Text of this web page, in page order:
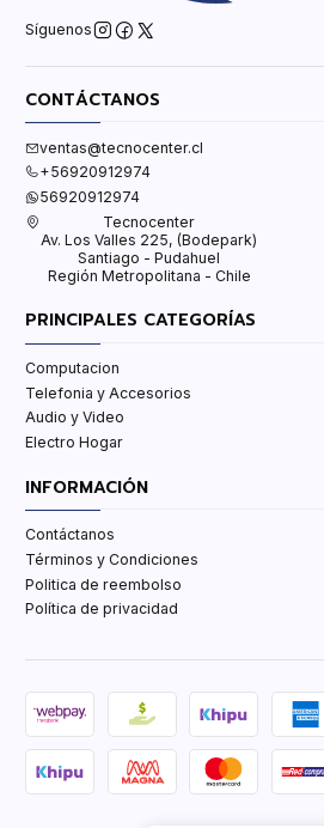
Síguenos
CONTÁCTANOS
ventas@tecnocenter.cl
+56920912974
56920912974
Tecnocenter
Av. Los Valles 225, (Bodepark)
Santiago - Pudahuel
Región Metropolitana - Chile
PRINCIPALES CATEGORÍAS
Computacion
Telefonia y Accesorios
Audio y Video
Electro Hogar
INFORMACIÓN
Contáctanos
Términos y Condiciones
Politica de reembolso
Política de privacidad